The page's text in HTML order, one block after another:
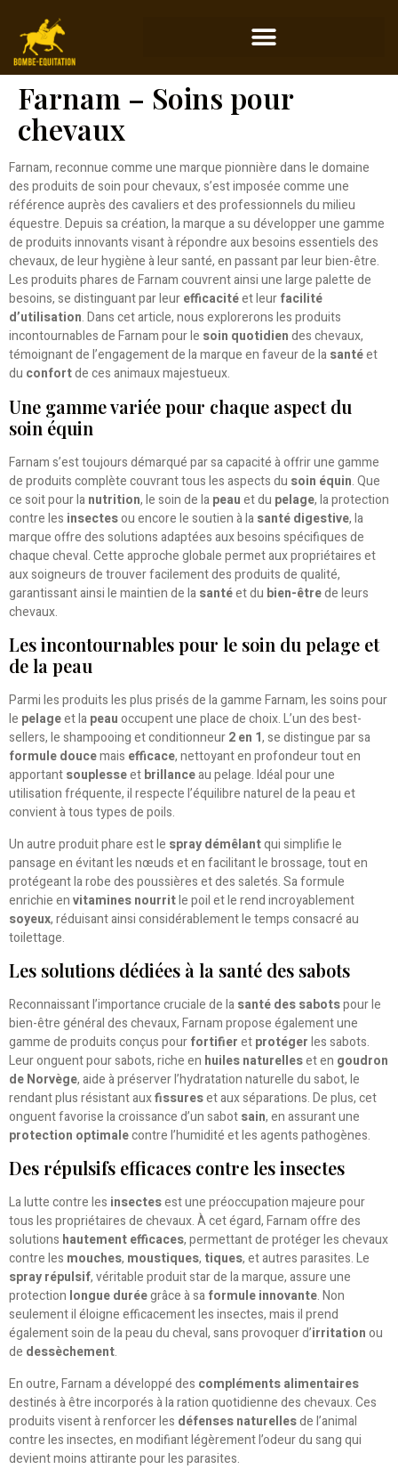
Farnam – Soins pour
chevaux
Farnam, reconnue comme une marque pionnière dans le domaine
des produits de soin pour chevaux, s’est imposée comme une
référence auprès des cavaliers et des professionnels du milieu
équestre. Depuis sa création, la marque a su développer une gamme
de produits innovants visant à répondre aux besoins essentiels des
chevaux, de leur hygiène à leur santé, en passant par leur bien-être.
Les produits phares de Farnam couvrent ainsi une large palette de
besoins, se distinguant par leurefficacitéet leurfacilité
d’utilisation. Dans cet article, nous explorerons les produits
incontournables de Farnam pour le soin quotidiendes chevaux,
témoignant de l’engagement de la marque en faveur de lasantéet
du confortde ces animaux majestueux.
Une gamme variée pour chaque aspect du
soin équin
Farnam s’est toujours démarqué par sa capacité à offrir une gamme
de produits complète couvrant tous les aspects du soin équin. Que
ce soit pour lanutrition, le soin de lapeauet du pelage, la protection
contre les insectesou encore le soutien à lasanté digestive, la
marque offre des solutions adaptées aux besoins spécifiques de
chaque cheval. Cette approche globale permet aux propriétaires et
aux soigneurs de trouver facilement des produits de qualité,
garantissant ainsi le maintien de lasantéet du bien-êtrede leurs
chevaux.
Les incontournables pour le soin du pelage et
de la peau
Parmi les produits les plus prisés de la gamme Farnam, les soins pour
le pelageet lapeauoccupent une place de choix. L’un des best-
sellers, le shampooing et conditionneur2 en 1, se distingue par sa
formule doucemais efficace, nettoyant en profondeur tout en
apportantsouplesseetbrillanceau pelage. Idéal pour une
utilisation fréquente, il respecte l’équilibre naturel de la peau et
convient à tous types de poils.
Un autre produit phare est le spray démêlantqui simplifie le
pansage en évitant les nœuds et en facilitant le brossage, tout en
protégeant la robe des poussières et des saletés. Sa formule
enrichie envitamines nourritle poil et le rend incroyablement
soyeux, réduisant ainsi considérablement le temps consacré au
toilettage.
Les solutions dédiées à la santé des sabots
Reconnaissant l’importance cruciale de lasanté des sabotspour le
bien-être général des chevaux, Farnam propose également une
gamme de produits conçus pourfortifieretprotégerles sabots.
Leur onguent pour sabots, riche en huiles naturelleset en goudron
de Norvège, aide à préserver l’hydratation naturelle du sabot, le
rendant plus résistant auxfissureset aux séparations. De plus, cet
onguent favorise la croissance d’un sabotsain, en assurant une
protection optimalecontre l’humidité et les agents pathogènes.
Des répulsifs efficaces contre les insectes
La lutte contre les insectesest une préoccupation majeure pour
tous les propriétaires de chevaux. À cet égard, Farnam offre des
solutions hautement efficaces, permettant de protéger les chevaux
contre les mouches, moustiques, tiques, et autres parasites. Le
spray répulsif, véritable produit star de la marque, assure une
protection longue duréegrâce à saformule innovante. Non
seulement il éloigne efficacement les insectes, mais il prend
également soin de la peau du cheval, sans provoquer d’irritationou
de dessèchement.
En outre, Farnam a développé des compléments alimentaires
destinés à être incorporés à la ration quotidienne des chevaux. Ces
produits visent à renforcer les défenses naturellesde l’animal
contre les insectes, en modifiant légèrement l’odeur du sang qui
devient moins attirante pour les parasites.